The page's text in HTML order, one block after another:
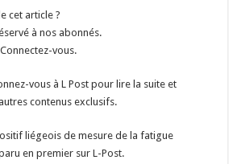
cet article ?
à nos abonnés.
vous.
vous à L Post pour lire la suite et
contenus exclusifs.
liégeois de mesure de la fatigue
en premier sur L-Post.